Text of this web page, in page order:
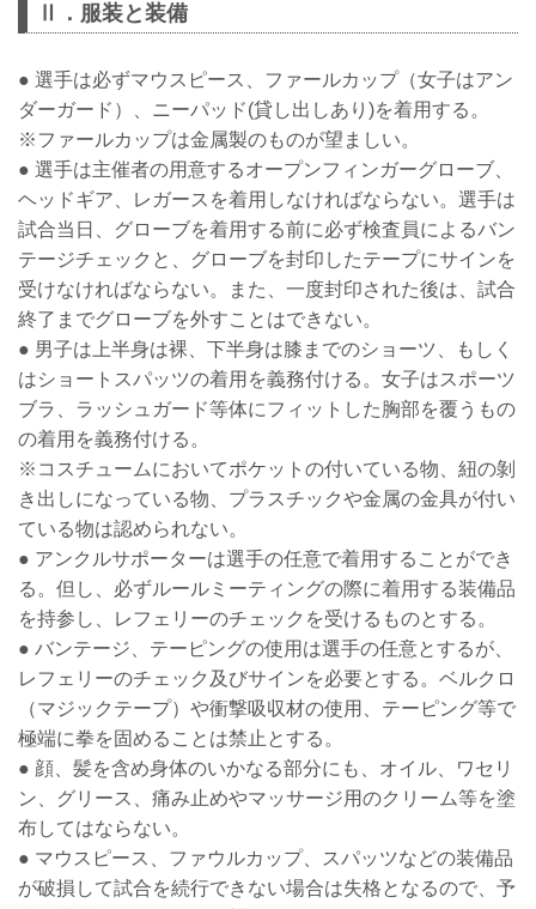
Ⅱ．服装と装備
● 選手は必ずマウスピース、ファールカップ（女子はアン
ダーガード）、ニーパッド(貸し出しあり)を着用する。
※ファールカップは金属製のものが望ましい。
● 選手は主催者の用意するオープンフィンガーグローブ、
ヘッドギア、レガースを着用しなければならない。選手は
試合当日、グローブを着用する前に必ず検査員によるバン
テージチェックと、グローブを封印したテープにサインを
受けなければならない。また、一度封印された後は、試合
終了までグローブを外すことはできない。
● 男子は上半身は裸、下半身は膝までのショーツ、もしく
はショートスパッツの着用を義務付ける。女子はスポーツ
ブラ、ラッシュガード等体にフィットした胸部を覆うもの
の着用を義務付ける。
※コスチュームにおいてポケットの付いている物、紐の剝
き出しになっている物、プラスチックや金属の金具が付い
ている物は認められない。
● アンクルサポーターは選手の任意で着用することができ
る。但し、必ずルールミーティングの際に着用する装備品
を持参し、レフェリーのチェックを受けるものとする。
● バンテージ、テーピングの使用は選手の任意とするが、
レフェリーのチェック及びサインを必要とする。ベルクロ
（マジックテープ）や衝撃吸収材の使用、テーピング等で
極端に拳を固めることは禁止とする。
● 顔、髪を含め身体のいかなる部分にも、オイル、ワセリ
ン、グリース、痛み止めやマッサージ用のクリーム等を塗
布してはならない。
● マウスピース、ファウルカップ、スパッツなどの装備品
が破損して試合を続行できない場合は失格となるので、予